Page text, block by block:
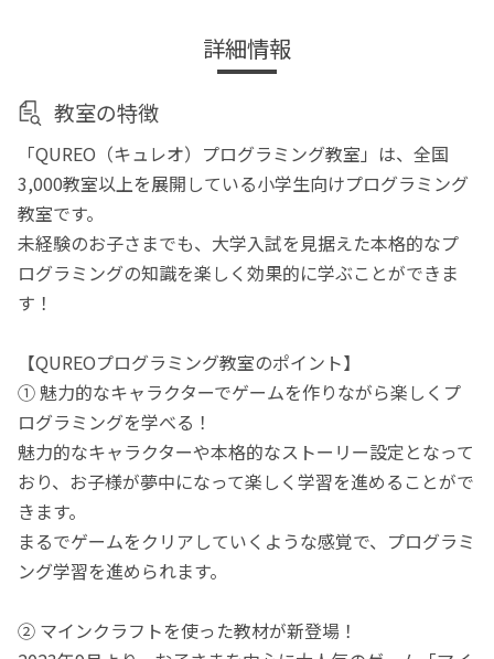
詳細情報
教室の特徴
「QUREO（キュレオ）プログラミング教室」は、全国
3,000教室以上を展開している小学生向けプログラミング
教室です。
未経験のお子さまでも、大学入試を見据えた本格的なプ
ログラミングの知識を楽しく効果的に学ぶことができま
す！
【QUREOプログラミング教室のポイント】
① 魅力的なキャラクターでゲームを作りながら楽しくプ
ログラミングを学べる！
魅力的なキャラクターや本格的なストーリー設定となって
おり、お子様が夢中になって楽しく学習を進めることがで
きます。
まるでゲームをクリアしていくような感覚で、プログラミ
ング学習を進められます。
② マインクラフトを使った教材が新登場！